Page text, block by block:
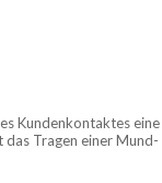
Kundenkontaktes eine
das Tragen einer Mund-